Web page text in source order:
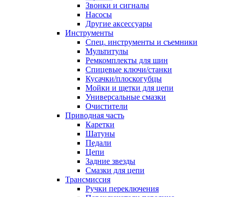
Звонки и сигналы
Насосы
Другие аксессуары
Инструменты
Спец. инструменты и съемники
Мультитулы
Ремкомплекты для шин
Спицевые ключи/станки
Кусачки/плоскогубцы
Мойки и щетки для цепи
Универсальные смазки
Очистители
Приводная часть
Каретки
Шатуны
Педали
Цепи
Задние звезды
Смазки для цепи
Трансмиссия
Ручки переключения